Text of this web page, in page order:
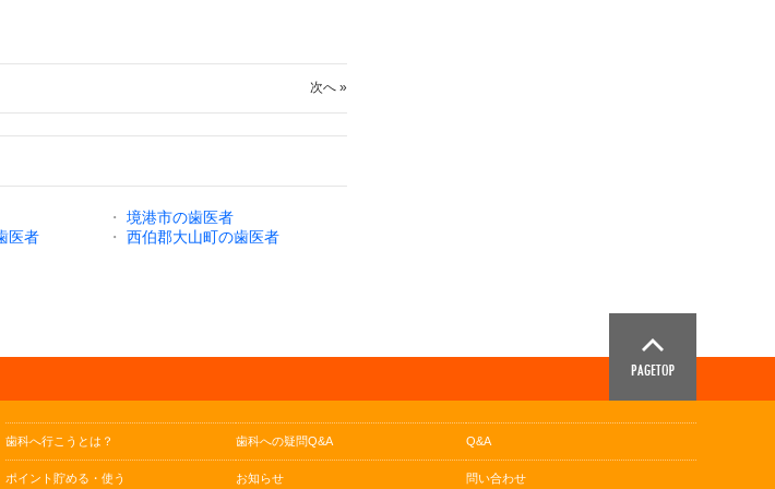
次へ »
・
境港市の歯医者
医者 ・ 西伯郡大山町の歯医者
歯科へ行こうとは？
ポイント貯める・使う
歯科への疑問Q&A
お知らせ
Q&A
問い合わせ